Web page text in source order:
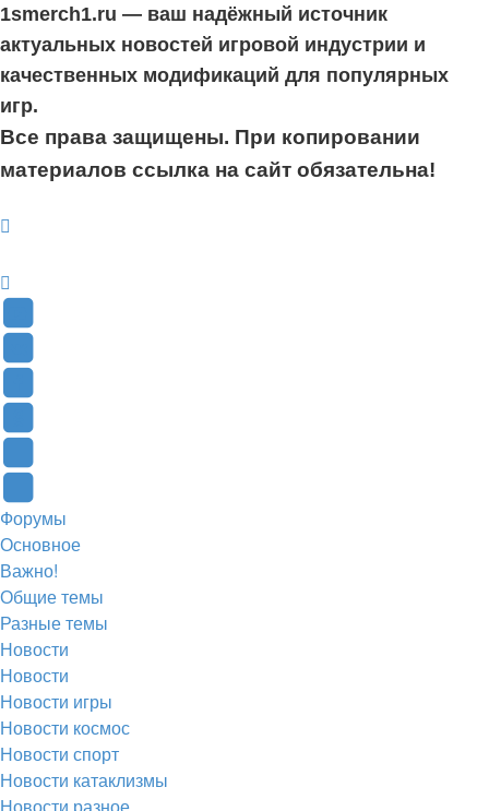
1smerch1.ru — ваш надёжный источник
актуальных новостей игровой индустрии и
качественных модификаций для популярных
игр.
Все права защищены. При копировании
материалов ссылка на сайт обязательна!
вкладке)
вкладке)
новой
вкладке)
в
новой
вкладке)
(Откроется
в
новой
вкладке)
Форумы
Основное
Важно!
Общие темы
Разные темы
Новости
Новости
Новости игры
Новости космос
Новости спорт
Новости катаклизмы